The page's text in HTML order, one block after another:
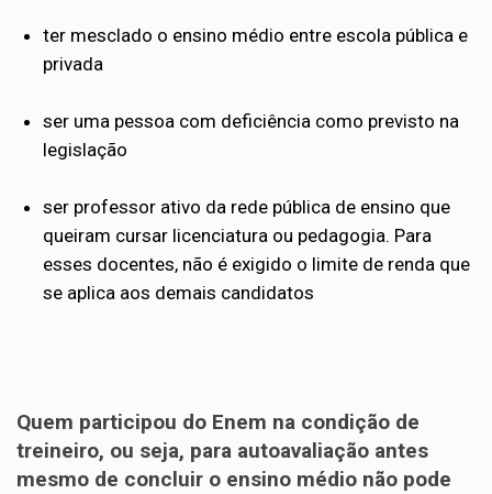
ter mesclado o ensino médio entre escola pública e
privada
ser uma pessoa com deficiência como previsto na
legislação
ser professor ativo da rede pública de ensino que
queiram cursar licenciatura ou pedagogia. Para
esses docentes, não é exigido o limite de renda que
se aplica aos demais candidatos
Quem participou do Enem na condição de
treineiro, ou seja, para autoavaliação antes
mesmo de concluir o ensino médio não pode